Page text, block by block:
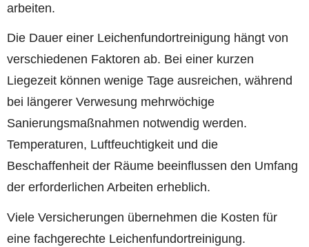
arbeiten.
Die Dauer einer Leichenfundortreinigung hängt von
verschiedenen Faktoren ab. Bei einer kurzen
Liegezeit können wenige Tage ausreichen, während
bei längerer Verwesung mehrwöchige
Sanierungsmaßnahmen notwendig werden.
Temperaturen, Luftfeuchtigkeit und die
Beschaffenheit der Räume beeinflussen den Umfang
der erforderlichen Arbeiten erheblich.
Viele Versicherungen übernehmen die Kosten für
eine fachgerechte Leichenfundortreinigung.